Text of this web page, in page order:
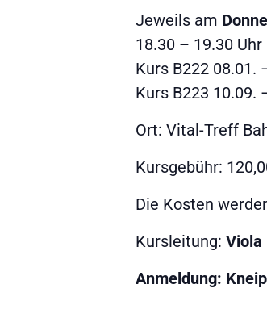
Jeweils am
18.30 – 19.30
Kurs B222 08.01.
Kurs B223 10.09.
Ort: Vital-Treff
Kursgebühr:
Die Kosten
Kursleitung: Viola
Anmeldung: